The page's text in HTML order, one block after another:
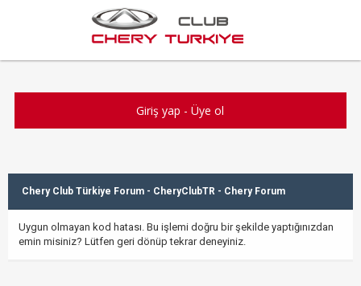
Giriş yap -Üye ol
Chery Club Türkiye Forum - CheryClubTR - Chery Forum
Uygun olmayan kod hatası. Bu işlemi doğru bir şekilde yaptığınızdan
emin misiniz? Lütfen geri dönüp tekrar deneyiniz.